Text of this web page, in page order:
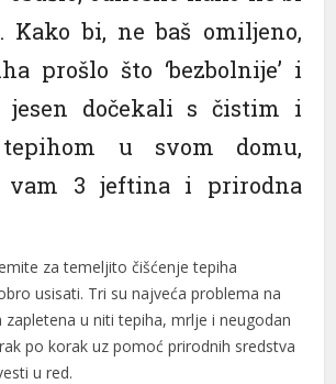
Kako bi, ne baš omiljeno,
prošlo što ‘bezbolnije’ i
jesen dočekali s čistim i
u svom domu,
vam 3 jeftina i prirodna
za temeljito čišćenje tepiha
usisati. Tri su najveća problema na
zapletena u niti tepiha, mrlje i neugodan
po korak uz pomoć prirodnih sredstva
u red.